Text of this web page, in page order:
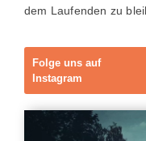
dem Laufenden zu
Folge uns auf
Instagram